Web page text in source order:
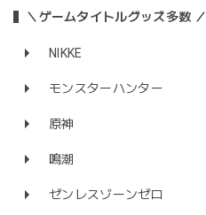
＼ゲームタイトルグッズ多数 ／
NIKKE
モンスターハンター
原神
鳴潮
ゼンレスゾーンゼロ